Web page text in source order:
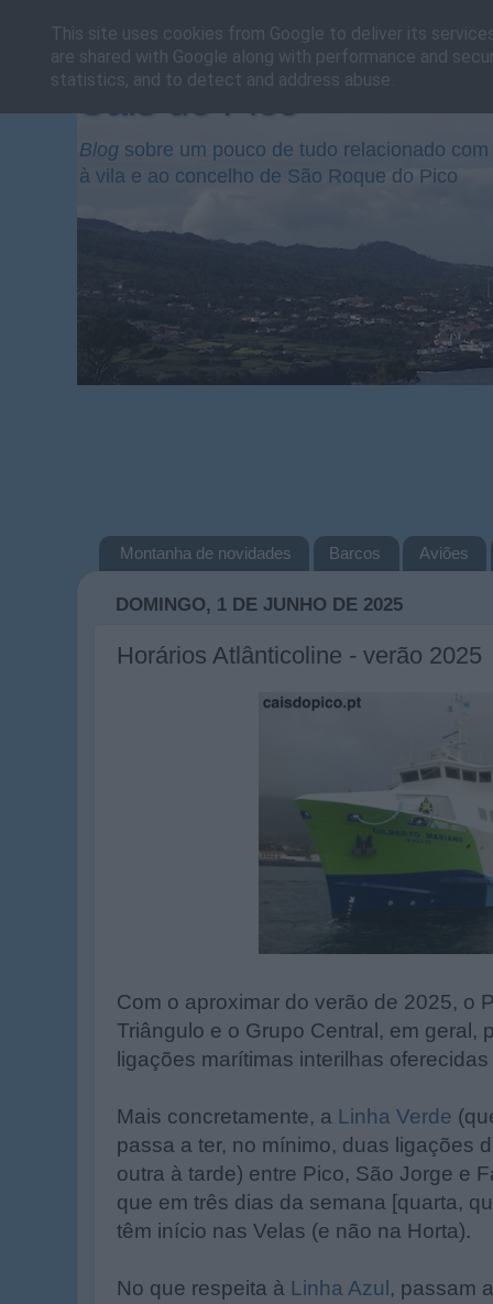
Cais do Pico
Blog sobre um pouco de tudo relacionado
à vila e ao concelho de São Roque do Pico
Montanha de novidades Barcos Aviões
DOMINGO, 1 DE JUNHO DE 2025
Horários Atlânticoline - verão 2025
Com o aproximar do verão de 2025, o
Triângulo e o Grupo Central, em geral,
ligações marítimas interilhas
Mais concretamente, a Linha Verde
passa a ter, no mínimo, duas ligações
outra à tarde) entre Pico, São Jorge e
que em três dias da semana [quarta,
têm início nas Velas (e não na Horta).
No que respeita à Linha Azul , passam
This site uses cookies from Google to deliver its
are shared with Google along with performance and
statistics, and to detect and address abuse.